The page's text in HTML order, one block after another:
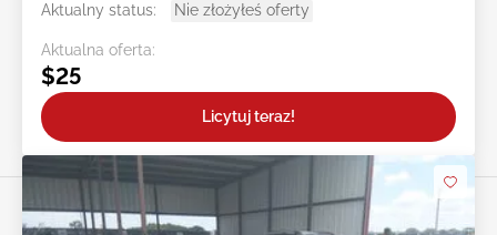
Aktualny status:
Nie złożyłeś oferty
Aktualna oferta:
$25
Licytuj teraz!